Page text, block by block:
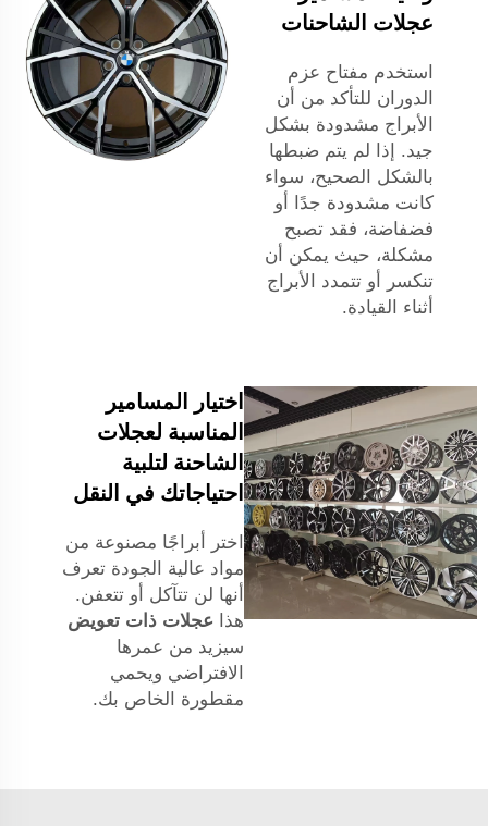
عجلات الشاحنات
استخدم مفتاح عزم
الدوران للتأكد من أن
الأبراج مشدودة بشكل
جيد. إذا لم يتم ضبطها
بالشكل الصحيح، سواء
كانت مشدودة جدًا أو
فضفاضة، فقد تصبح
مشكلة، حيث يمكن أن
تنكسر أو تتمدد الأبراج
أثناء القيادة.
اختيار المسامير
المناسبة لعجلات
الشاحنة لتلبية
احتياجاتك في النقل
اختر أبراجًا مصنوعة من
مواد عالية الجودة تعرف
أنها لن تتآكل أو تتعفن.
هذا
عجلات ذات تعويض
سيزيد من عمرها
الافتراضي ويحمي
مقطورة الخاص بك.